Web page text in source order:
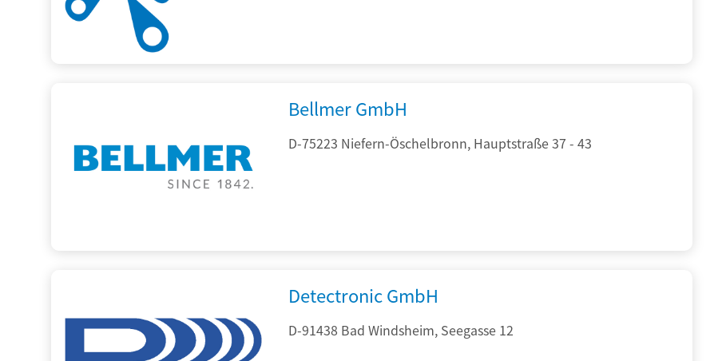
Bellmer GmbH
D-75223 Niefern-Öschelbronn, Hauptstraße 37 - 43
Detectronic GmbH
D-91438 Bad Windsheim, Seegasse 12